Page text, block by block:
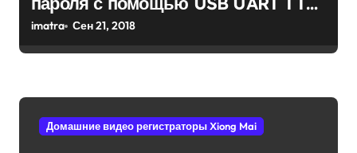
(XMeye регистраторы и камеры)
imatra Сен 21, 2018
Домашние видео регистраторы Xiong Mai